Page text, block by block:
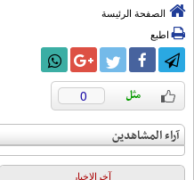
الصفحة الرئيسة
اطبع
0
آراء المشاهدين
آخرالاخبار